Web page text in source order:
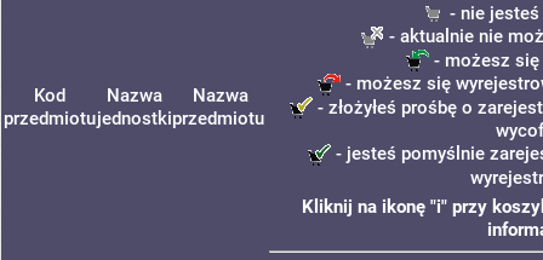
Kod
przedmiotu
Nazwa
jednostki
Nazwa
przedmiotu
- nie
- aktualnie nie
- możesz się
- możesz się
- złożyłeś prośbę o
- jesteś pomyślnie
Kliknij na ikonę "i" przy